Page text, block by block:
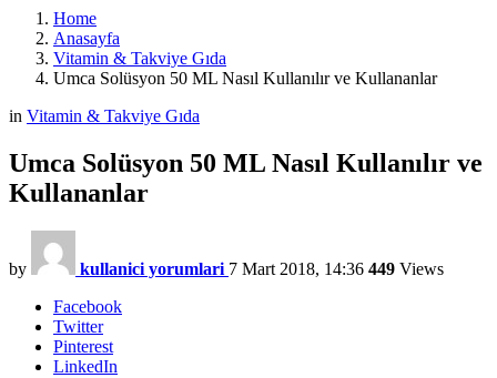
Home
Anasayfa
Vitamin & Takviye Gıda
Umca Solüsyon 50 ML Nasıl Kullanılır ve Kullananlar
in Vitamin & Takviye Gıda
Umca Solüsyon 50 ML Nasıl Kullanılır ve
Kullananlar
by kullanici yorumlari 7 Mart 2018, 14:36 449 Views
Facebook
Twitter
Pinterest
LinkedIn